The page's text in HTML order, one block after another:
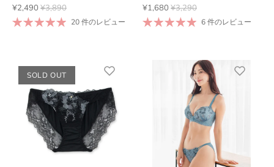
¥2,490 ¥3,890
20 件のレビュー
¥1,680 ¥3,290
6 件のレビュー
SOLD OUT